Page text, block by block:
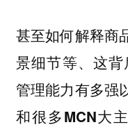
甚至如何解释商
景细节等、这
管理能力有多强
和很多MCN大